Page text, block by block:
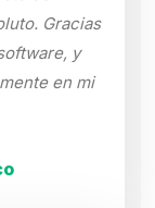
Gracias
y
en mi